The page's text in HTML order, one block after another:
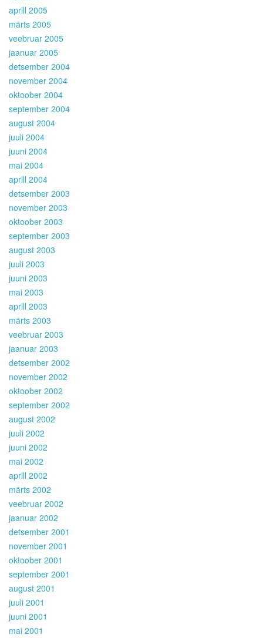
aprill 2005
märts 2005
veebruar 2005
jaanuar 2005
detsember 2004
november 2004
oktoober 2004
september 2004
august 2004
juuli 2004
juuni 2004
mai 2004
aprill 2004
detsember 2003
november 2003
oktoober 2003
september 2003
august 2003
juuli 2003
juuni 2003
mai 2003
aprill 2003
märts 2003
veebruar 2003
jaanuar 2003
detsember 2002
november 2002
oktoober 2002
september 2002
august 2002
juuli 2002
juuni 2002
mai 2002
aprill 2002
märts 2002
veebruar 2002
jaanuar 2002
detsember 2001
november 2001
oktoober 2001
september 2001
august 2001
juuli 2001
juuni 2001
mai 2001